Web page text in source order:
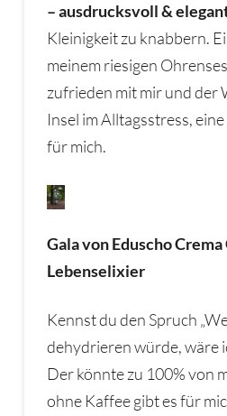
– ausdrucksvoll &
Kleinigkeit zu knabbern.
meinem riesigen
zufrieden mit mir und der
Insel im Alltagsstress,
für mich.
Gala von Eduscho
Lebenselixier
Kennst du den Spruch
dehydrieren würde, wäre
Der könnte zu 100% von
ohne Kaffee gibt es für